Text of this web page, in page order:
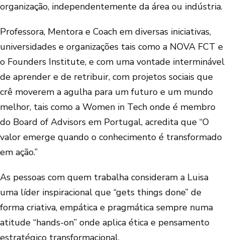
organização, independentemente da área ou indústria.
Professora, Mentora e Coach em diversas iniciativas,
universidades e organizações tais como a NOVA FCT e
o Founders Institute, e com uma vontade interminável
de aprender e de retribuir, com projetos sociais que
crê moverem a agulha para um futuro e um mundo
melhor, tais como a Women in Tech onde é membro
do Board of Advisors em Portugal, acredita que “O
valor emerge quando o conhecimento é transformado
em ação.”
As pessoas com quem trabalha consideram a Luisa
uma líder inspiracional que “gets things done” de
forma criativa, empática e pragmática sempre numa
atitude “hands-on” onde aplica ética e pensamento
estratégico transformacional.